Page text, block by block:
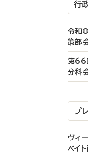
行
令和
策部
第66
分科
プ
ヴィ
ベイ